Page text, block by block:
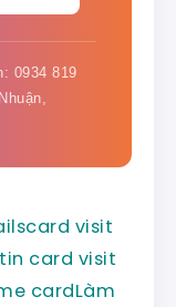
0934 819
card visit
in card visit
cardLàm